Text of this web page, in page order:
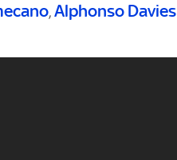
,Alphonso Davies